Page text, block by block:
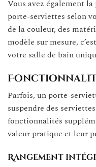
Vous avez également
porte-serviettes selon
de la couleur, des
modèle sur mesure,
votre salle de bain
Parfois, un porte-
suspendre des
fonctionnalités
valeur pratique et leur
Rangement